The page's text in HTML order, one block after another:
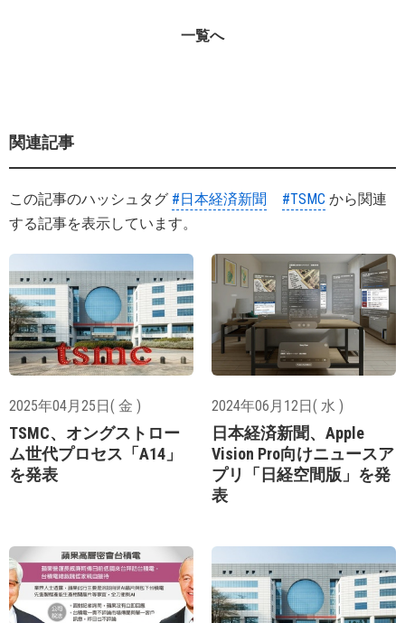
一覧へ
関連記事
この記事のハッシュタグ #日本経済新聞 #TSMC から関連
する記事を表示しています。
2025年04月25日( 金 )
TSMC、オングストロー
ム世代プロセス「A14」
を発表
2024年06月12日( 水 )
日本経済新聞、Apple
Vision Pro向けニュースア
プリ「日経空間版」を発
表